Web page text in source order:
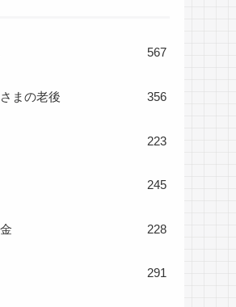
567
まの老後 356
223
245
228
291